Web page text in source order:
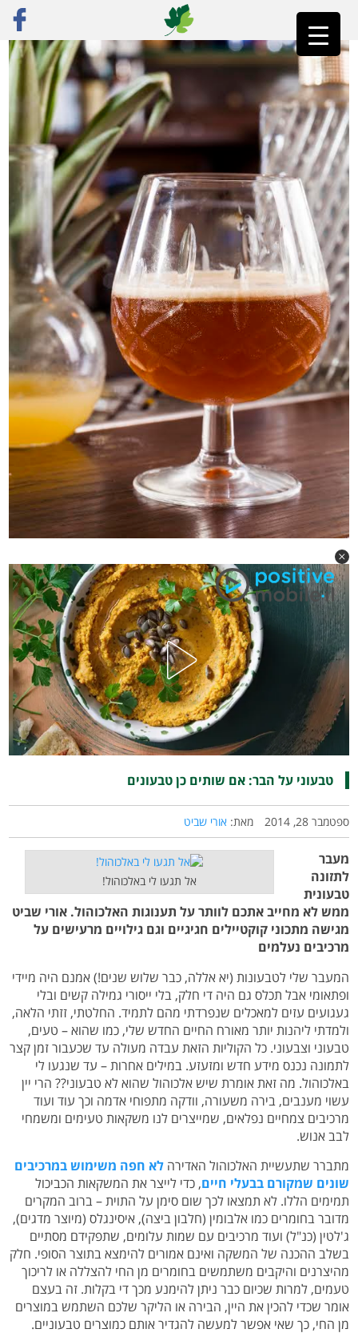
ראשי»פוסט נבחר טבעוני על הבר: אם שותים כן טבעונים
טבעוני על הבר: אם שותים כן טבעונים
ספטמבר 28, 2014 מאת: אורי שביט
אל תגעו לי באלכוהול!
מעבר
לתזונה
טבעונית
ממש לא מחייב אתכם לוותר על תענוגות האלכוהול. אורי שביט
מגישה מתכוני קוקטיילים חגיגיים וגם גילויים מרעישים על
מרכיבים נעלמים
המעבר שלי לטבעונות (יא אללה, כבר שלוש שנים!) אמנם היה מיידי
ופתאומי אבל תכלס גם היה די חלק, בלי ייסורי גמילה קשים ובלי
געגועים עזים למאכלים שנפרדתי מהם לתמיד. החלטתי, זזתי הלאה,
ולמדתי ליהנות יותר מאורח החיים החדש שלי, כמו שהוא – טעים,
טבעוני וצבעוני. כל הקוליות הזאת עבדה מעולה עד שכעבור זמן קצר
לתמונה נכנס מידע חדש ומזעזע. במילים אחרות – עד שנגעו לי
באלכוהול. מה זאת אומרת שיש אלכוהול שהוא לא טבעוני?? הרי יין
עשוי מענבים, בירה משעורה, וודקה מתפוחי אדמה וכך עוד ועוד
מרכיבים צמחיים נפלאים, שמייצרים לנו משקאות טעימים ומשמחי
לבב אנוש.
מתברר שתעשיית האלכוהול האדירה לא חפה משימוש במרכיבים
שונים שמקורם בבעלי חיים, כדי לייצר את המשקאות הכביכול
תמימים הללו. לא תמצאו לכך שום סימן על התוית – ברוב המקרים
מדובר בחומרים כמו אלבומין (חלבון ביצה), איסינגלס (מיוצר מדגים),
ג'לטין (כנ"ל) ועוד מרכיבים עם שמות עלומים, שתפקידם מסתיים
בשלב ההכנה של המשקה ואינם אמורים להימצא בתוצר הסופי. חלק
מהיצרנים והיקבים משתמשים בחומרים מן החי להצללה או לריכוך
טעמים, למרות שכיום כבר ניתן להימנע מכך די בקלות. זה בעצם
אומר שכדי להכין את היין, הבירה או הליקר שלכם השתמש במוצרים
מן החי, כך שאי אפשר למעשה להגדיר אותם כמוצרים טבעוניים.